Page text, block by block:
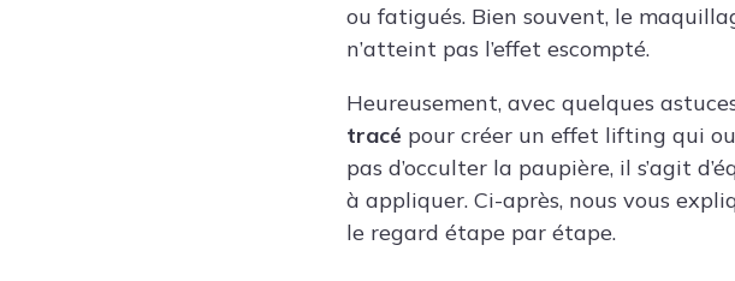
ou fatigués. Bien souvent, le
n’atteint pas l’effet escompté.
Heureusement, avec quelques
tracé pour créer un effet lifting qui
pas d’occulter la paupière, il s’agit
à appliquer. Ci-après, nous vous
le regard étape par étape.